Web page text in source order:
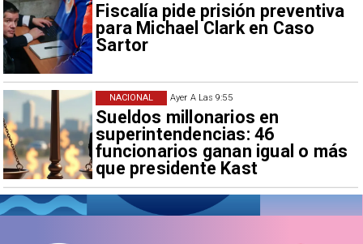
Fiscalía pide prisión preventiva
para Michael Clark en Caso
Sartor
Ayer A Las 9:55
Sueldos millonarios en
superintendencias: 46
funcionarios ganan igual o más
que presidente Kast
NACIONAL